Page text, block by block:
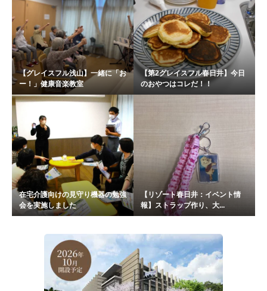
【グレイスフル浅山】一緒に「お
ー！」健康音楽教室
【第2グレイスフル春日井】今日
のおやつはコレだ！！
在宅介護向けの見守り機器の勉強
会を実施しました
【リゾート春日井：イベント情
報】ストラップ作り、大...